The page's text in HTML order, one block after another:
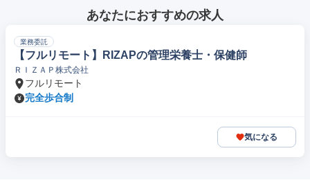
あなたにおすすめの求人
業務委託
【フルリモート】RIZAPの管理栄養士・保健師
ＲＩＺＡＰ株式会社
フルリモート
完全歩合制
気になる